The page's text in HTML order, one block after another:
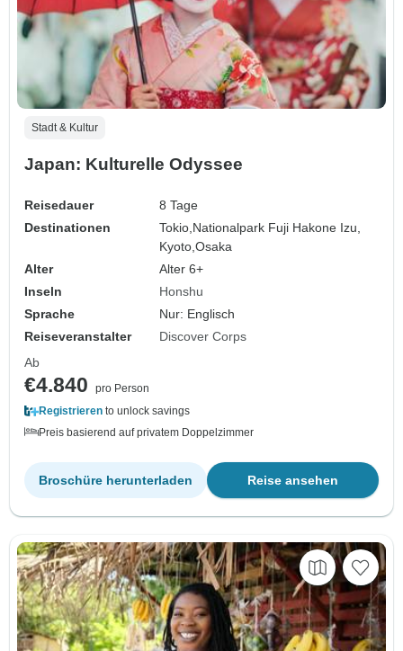
Stadt & Kultur
Japan: Kulturelle Odyssee
Reisedauer
8 Tage
Destinationen
Tokio,Nationalpark Fuji Hakone Izu,
Kyoto,Osaka
Alter
Alter 6+
Inseln
Honshu
Sprache
Nur: Englisch
Reiseveranstalter
Discover Corps
Ab
€4.840
pro Person
Registrieren to unlock savings
Preis basierend auf privatem Doppelzimmer
Reise ansehen
Broschüre herunterladen